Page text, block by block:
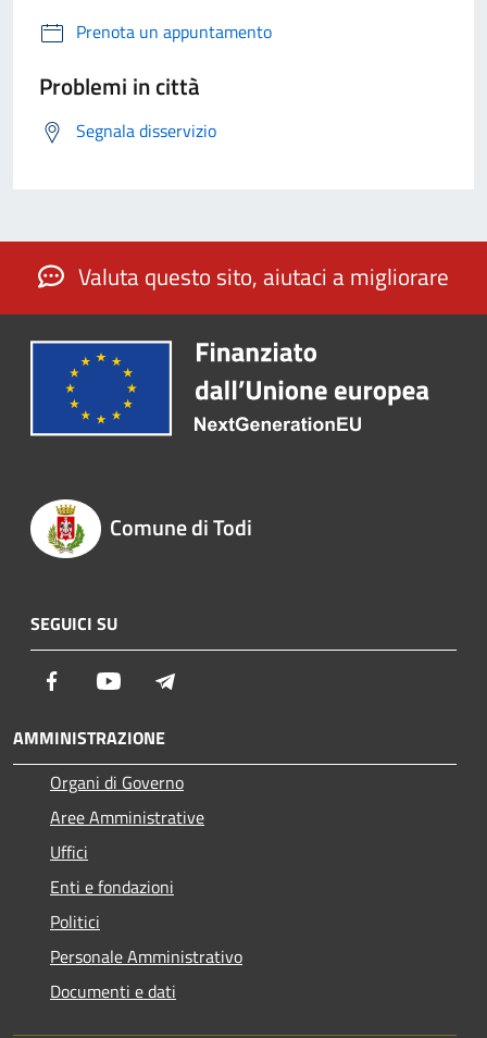
Prenota un appuntamento
Problemi in città
Segnala disservizio
Valuta questo sito, aiutaci a migliorare
Comune di Todi
SEGUICI SU
Facebook Youtube
AMMINISTRAZIONE
Organi di Governo
Aree Amministrative
Uffici
Enti e fondazioni
Politici
Personale Amministrativo
Documenti e dati